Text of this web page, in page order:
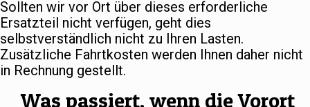
Sollten wir vor Ort über dieses erforderliche
Ersatzteil nicht verfügen, geht dies
selbstverständlich nicht zu Ihren Lasten.
Zusätzliche Fahrtkosten werden Ihnen daher nicht
in Rechnung gestellt.
Was passiert, wenn die Vorort